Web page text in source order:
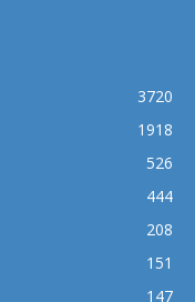
3720
1918
526
444
208
151
147